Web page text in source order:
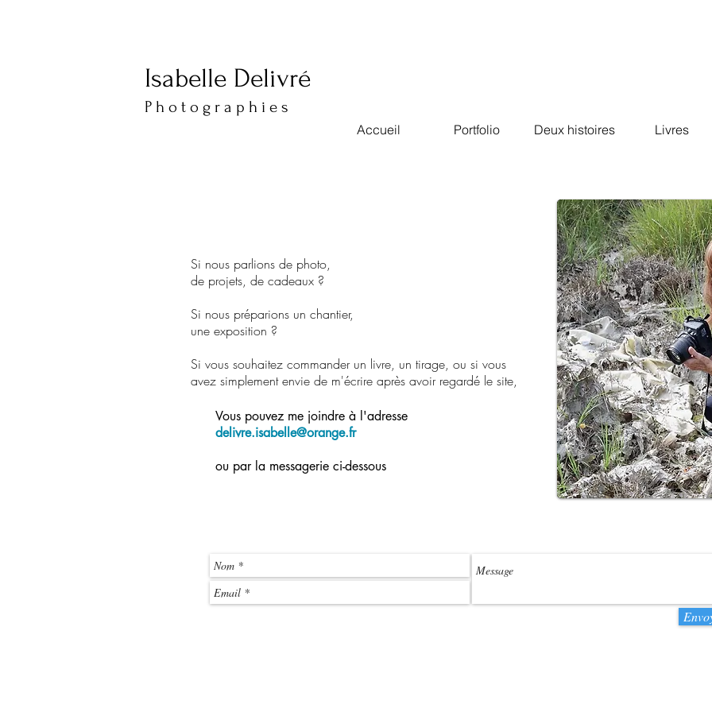
Isabelle Delivré
​​​P h o t o g r a p h i e s
Accueil Portfolio Deux histoires Livres
Si nous parlions de photo,
de projets, de cadeaux ?
Si nous préparions un chantier,
une exposition ?
Si vous souhaitez commander un livre, un tirage, ou si vous
avez simplement envie de m'écrire après avoir regardé le site,
Vous pouvez me joindre à l'adresse
delivre.isabelle@orange.fr
ou par la messagerie ci-dessous